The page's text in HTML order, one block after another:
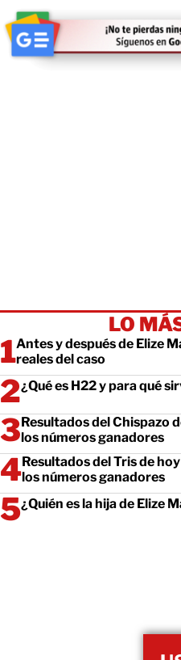
LO
Antes y después de Elize
reales del caso
¿Qué es H22 y para qué
Resultados del Chispazo
los números ganadores
Resultados del Tris de
los números ganadores
¿Quién es la hija de Elize